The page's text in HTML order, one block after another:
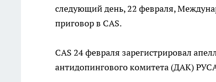
следующий день, 22 февраля,
приговор в CAS.
CAS 24 февраля зарегистрировал
антидопингового комитета (ДАК)